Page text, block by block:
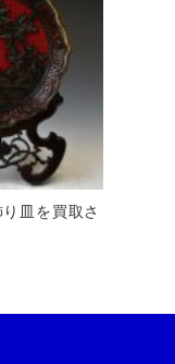
皿を買取さ